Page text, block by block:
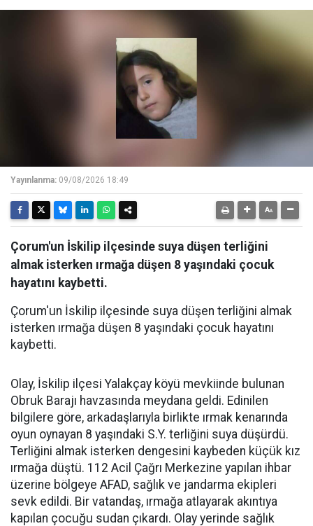
Yayınlanma: 09/08/2026 18:49
Çorum'un İskilip ilçesinde suya düşen terliğini
almak isterken ırmağa düşen 8 yaşındaki çocuk
hayatını kaybetti.
Çorum'un İskilip ilçesinde suya düşen terliğini almak
isterken ırmağa düşen 8 yaşındaki çocuk hayatını
kaybetti.
Olay, İskilip ilçesi Yalakçay köyü mevkiinde bulunan
Obruk Barajı havzasında meydana geldi. Edinilen
bilgilere göre, arkadaşlarıyla birlikte ırmak kenarında
oyun oynayan 8 yaşındaki S.Y. terliğini suya düşürdü.
Terliğini almak isterken dengesini kaybeden küçük kız
ırmağa düştü. 112 Acil Çağrı Merkezine yapılan ihbar
üzerine bölgeye AFAD, sağlık ve jandarma ekipleri
sevk edildi. Bir vatandaş, ırmağa atlayarak akıntıya
kapılan çocuğu sudan çıkardı. Olay yerinde sağlık